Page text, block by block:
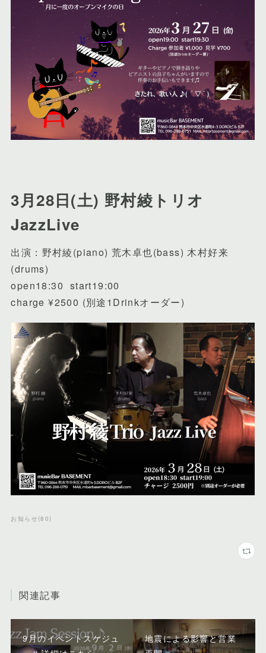
3月28日(土) 野村綾トリオ
JazzLive
出演：野村綾(piano) 荒木卓也(bass) 木村好来
(drums)
open18:30 start19:00
charge ¥2500 (別途1Drinkオーダー)
お知らせ(80)
関連記事
9月のイベントスケジュ
地震による影響と営業